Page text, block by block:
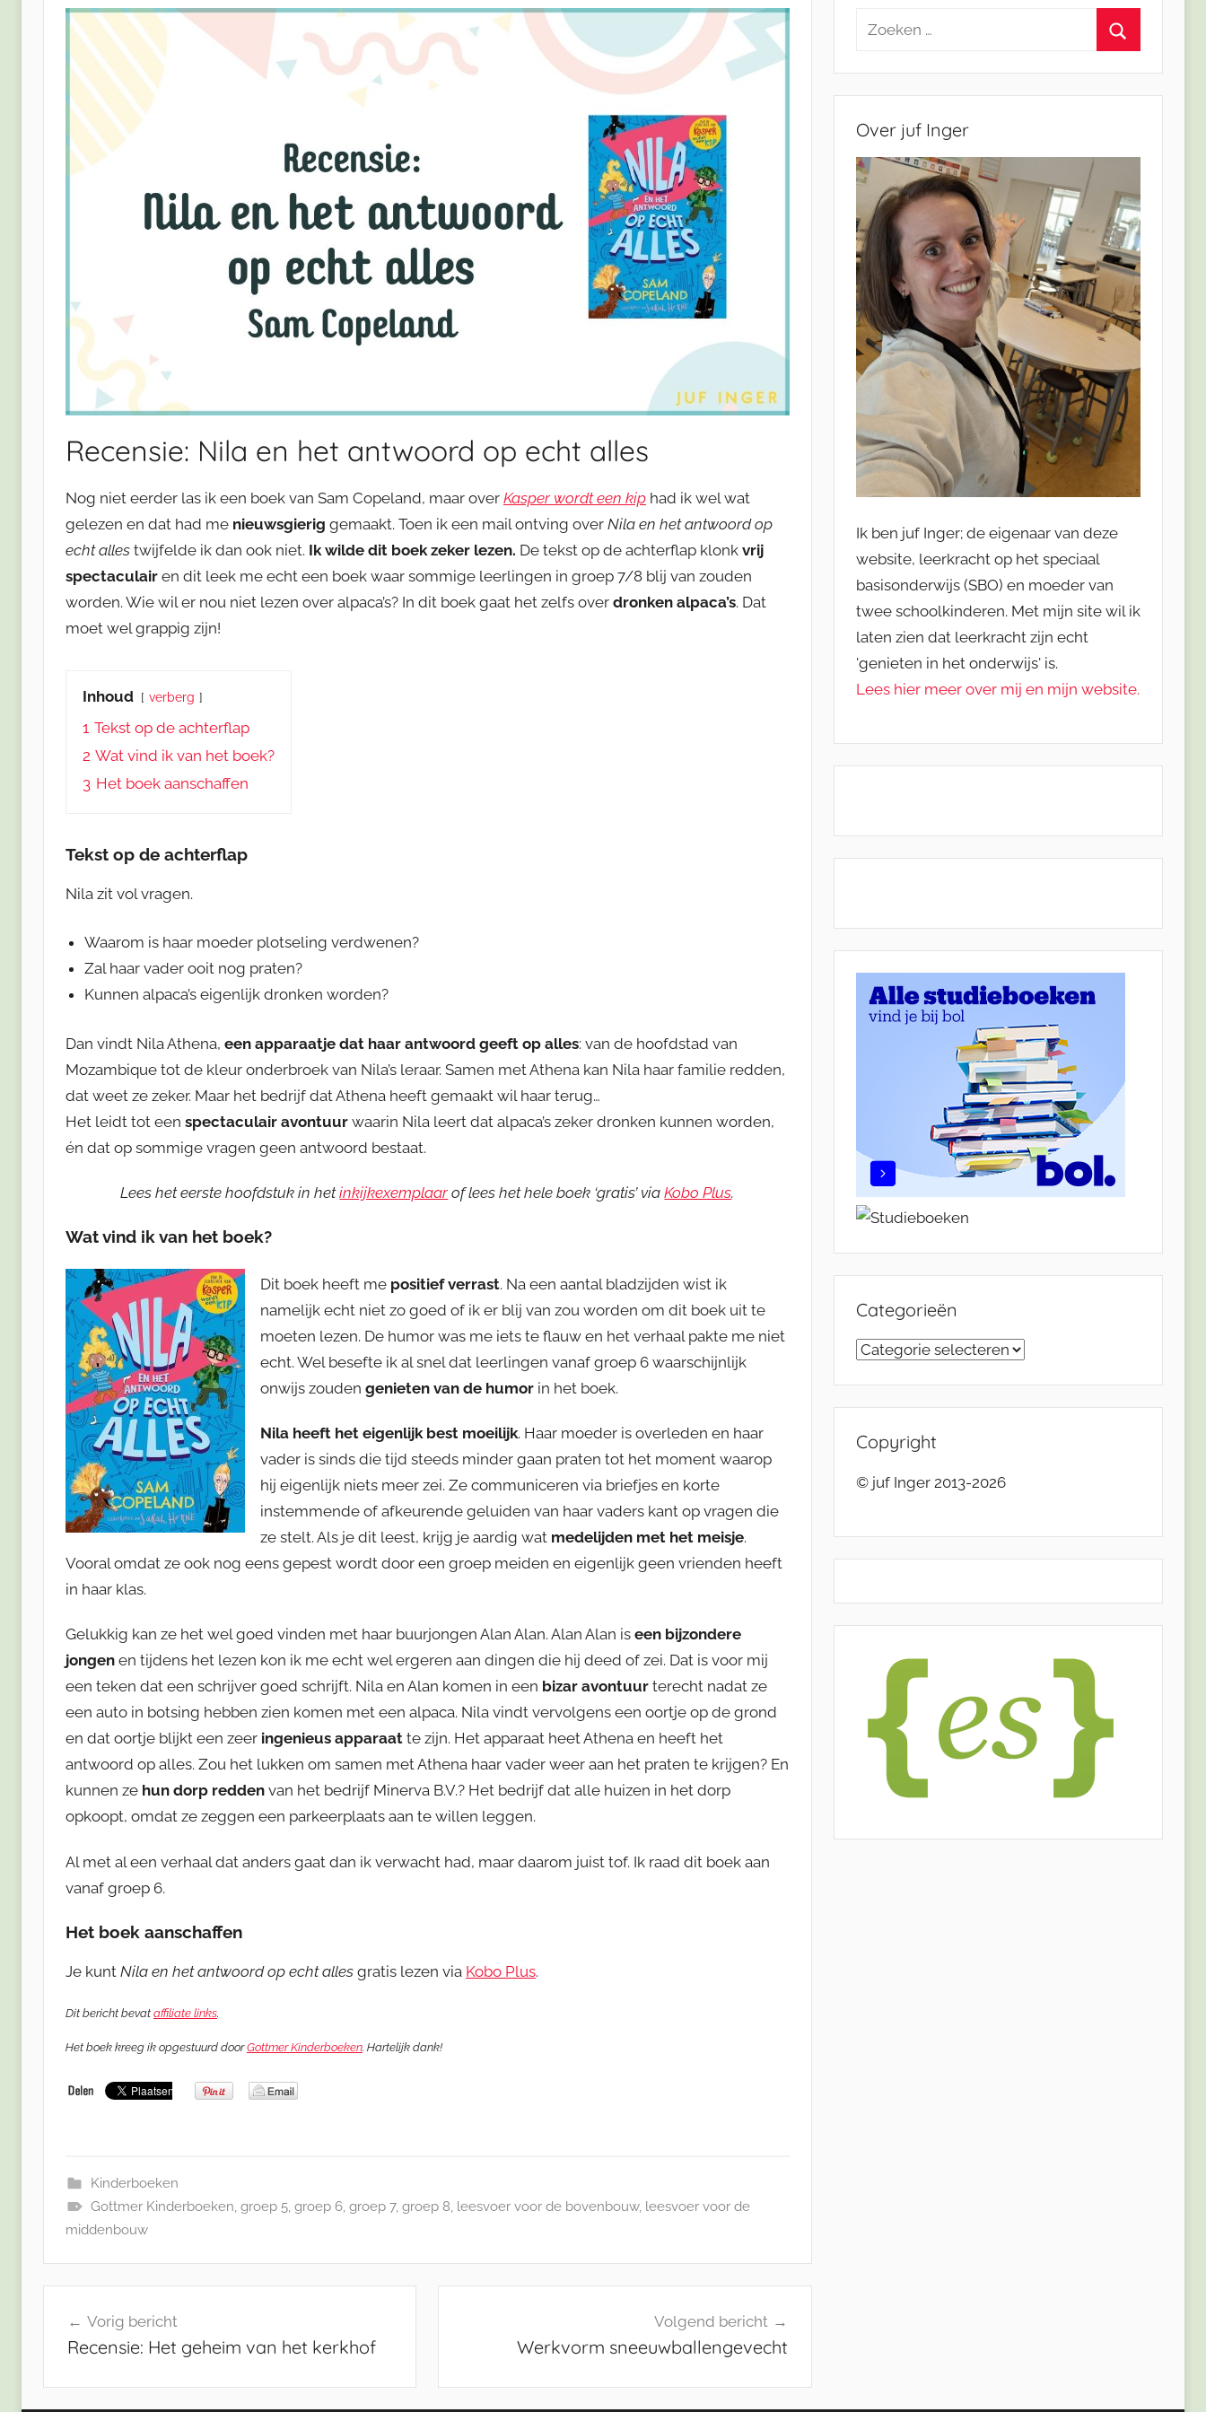
Recensie: Nila en het antwoord op echt alles
Nog niet eerder las ik een boek van Sam Copeland, maar over Kasper wordt een kip had ik wel wat
gelezen en dat had me nieuwsgierig gemaakt. Toen ik een mail ontving over Nila en het antwoord op
echt alles twijfelde ik dan ook niet. Ik wilde dit boek zeker lezen. De tekst op de achterflap klonk vrij
spectaculair en dit leek me echt een boek waar sommige leerlingen in groep 7/8 blij van zouden
worden. Wie wil er nou niet lezen over alpaca’s? In dit boek gaat het zelfs over dronken alpaca’s. Dat
moet wel grappig zijn!
Inhoud verberg
1 Tekst op de achterflap
2 Wat vind ik van het boek?
3 Het boek aanschaffen
Tekst op de achterflap
Nila zit vol vragen.
Waarom is haar moeder plotseling verdwenen?
Zal haar vader ooit nog praten?
Kunnen alpaca’s eigenlijk dronken worden?
Dan vindt Nila Athena, een apparaatje dat haar antwoord geeft op alles: van de hoofdstad van
Mozambique tot de kleur onderbroek van Nila’s leraar. Samen met Athena kan Nila haar familie redden,
dat weet ze zeker. Maar het bedrijf dat Athena heeft gemaakt wil haar terug…
Het leidt tot een spectaculair avontuur waarin Nila leert dat alpaca’s zeker dronken kunnen worden,
én dat op sommige vragen geen antwoord bestaat.
Lees het eerste hoofdstuk in hetinkijkexemplaarof lees het hele boek ‘gratis’ viaKobo Plus.
Wat vind ik van het boek?
Dit boek heeft me positief verrast. Na een aantal bladzijden wist ik
namelijk echt niet zo goed of ik er blij van zou worden om dit boek uit te
moeten lezen. De humor was me iets te flauw en het verhaal pakte me niet
echt. Wel besefte ik al snel dat leerlingen vanaf groep 6 waarschijnlijk
onwijs zouden genieten van de humor in het boek.
Nila heeft het eigenlijk best moeilijk. Haar moeder is overleden en haar
vader is sinds die tijd steeds minder gaan praten tot het moment waarop
hij eigenlijk niets meer zei. Ze communiceren via briefjes en korte
instemmende of afkeurende geluiden van haar vaders kant op vragen die
ze stelt. Als je dit leest, krijg je aardig wat medelijden met het meisje.
Vooral omdat ze ook nog eens gepest wordt door een groep meiden en eigenlijk geen vrienden heeft
in haar klas.
Gelukkig kan ze het wel goed vinden met haar buurjongen Alan Alan. Alan Alan is een bijzondere
jongen en tijdens het lezen kon ik me echt wel ergeren aan dingen die hij deed of zei. Dat is voor mij
een teken dat een schrijver goed schrijft. Nila en Alan komen in een bizar avontuur terecht nadat ze
een auto in botsing hebben zien komen met een alpaca. Nila vindt vervolgens een oortje op de grond
en dat oortje blijkt een zeer ingenieus apparaat te zijn. Het apparaat heet Athena en heeft het
antwoord op alles. Zou het lukken om samen met Athena haar vader weer aan het praten te krijgen? En
kunnen ze hun dorp redden van het bedrijf Minerva B.V.? Het bedrijf dat alle huizen in het dorp
opkoopt, omdat ze zeggen een parkeerplaats aan te willen leggen.
Al met al een verhaal dat anders gaat dan ik verwacht had, maar daarom juist tof. Ik raad dit boek aan
vanaf groep 6.
Het boek aanschaffen
Je kunt Nila en het antwoord op echt alles gratis lezen via Kobo Plus.
Dit bericht bevat affiliate links.
Het boek kreeg ik opgestuurd doorGottmer Kinderboeken. Hartelijk dank!
Kinderboeken
Gottmer Kinderboeken, groep 5, groep 6, groep 7, groep 8, leesvoer voor de bovenbouw, leesvoer voor de
middenbouw
navigatie
Vorig bericht
Recensie: Het geheim van het kerkhof
Volgend bericht
Werkvorm sneeuwballengevecht
Zoeken
Over juf Inger
Ik ben juf Inger; de eigenaar van deze
website, leerkracht op het speciaal
basisonderwijs (SBO) en moeder van
twee schoolkinderen. Met mijn site wil ik
laten zien dat leerkracht zijn echt
'genieten in het onderwijs' is.
Lees hier meer over mij en mijn website.
Categorieën
Categorieën
Copyright
© juf Inger 2013-2026